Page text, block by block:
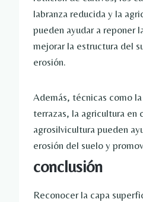
labranza reducida y la
pueden ayudar a reponer
mejorar la estructura del
erosión.
Además, técnicas como
terrazas, la agricultura en
agrosilvicultura pueden
erosión del suelo y
conclusión
Reconocer la capa